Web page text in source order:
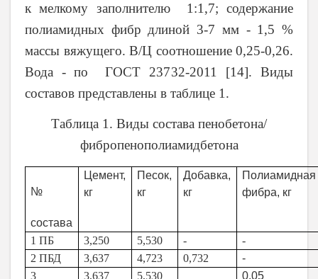
к мелкому заполнителю 1:1,7; содержание
полиамидных фибр длиной 3-7 мм - 1,5 %
массы вяжуще­го. В/Ц соотношение 0,25-0,26.
Вода - по ГОСТ 23732-2011 [14].Виды
составов представлены в таблице 1.
Таблица 1. Виды состава пенобетона/
фибропенополиамидбетона
№
состава
Цемент,
кг
Песок,
кг
Добавка,
кг
Полиамидная
фибра, кг
1 ПБ 3,250 5,530 -
-
2 ПБД
3,637 4,723 0,732
-
3
3,637 5,530 0,05